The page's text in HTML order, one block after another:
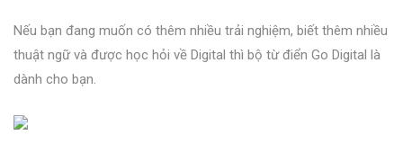
Nếu bạn đang muốn có thêm nhiều trải nghiệm, biết thêm nhiều
thuật ngữ và được học hỏi về Digital thì bộ từ điển Go Digital là
dành cho bạn.